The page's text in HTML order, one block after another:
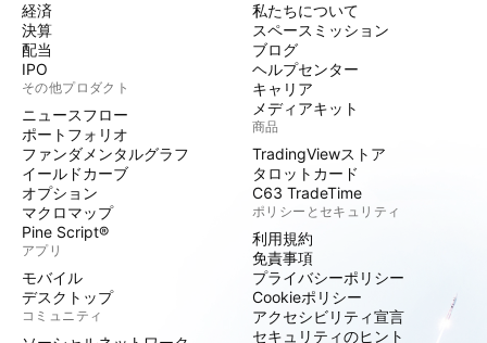
経済
決算
配当
IPO
その他プロダクト
ニュースフロー
ポートフォリオ
ファンダメンタルグラフ
イールドカーブ
オプション
マクロマップ
Pine Script®
アプリ
モバイル
デスクトップ
コミュニティ
私たちについて
スペースミッション
ブログ
ヘルプセンター
キャリア
メディアキット
商品
TradingViewストア
タロットカード
C63 TradeTime
ポリシーとセキュリティ
利用規約
免責事項
プライバシーポリシー
Cookieポリシー
アクセシビリティ宣言
セキュリティのヒント